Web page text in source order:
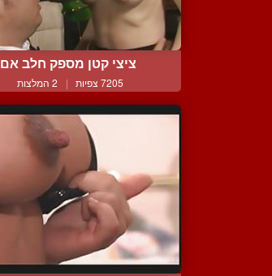
ציצי קטן מספק חלב אם
7205 צפיות | 2 המלצות